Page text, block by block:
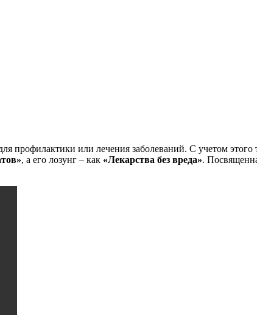
профилактики или лечения заболеваний. С учетом
, а его лозунг – как «Лекарства без вреда».